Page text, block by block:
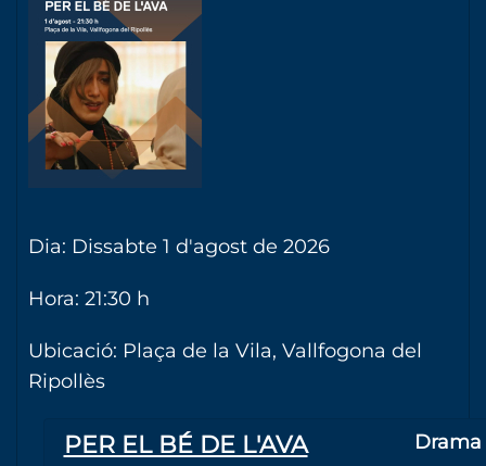
Dia: Dissabte 1 d'agost de 2026
Hora: 21:30 h
Ubicació: Plaça de la Vila, Vallfogona del
Ripollès
PER EL BÉ DE L'AVA Drama